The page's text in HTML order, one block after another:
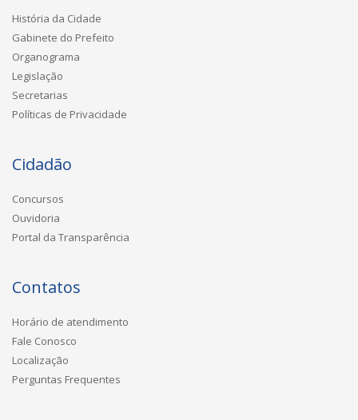
História da Cidade
Gabinete do Prefeito
Organograma
Legislação
Secretarias
Políticas de Privacidade
Cidadão
Concursos
Ouvidoria
Portal da Transparência
Contatos
Horário de atendimento
Fale Conosco
Localização
Perguntas Frequentes